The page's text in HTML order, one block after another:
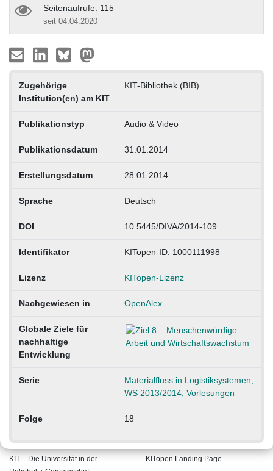
Seitenaufrufe: 115
seit 04.04.2020
Zugehörige
Institution(en) am KIT
KIT-Bibliothek (BIB)
Publikationstyp Audio & Video
Publikationsdatum 31.01.2014
Erstellungsdatum 28.01.2014
Sprache Deutsch
DOI 10.5445/DIVA/2014-109
Identifikator KITopen-ID: 1000111998
Lizenz KITopen-Lizenz
Nachgewiesen in OpenAlex
Globale Ziele für
nachhaltige
Entwicklung
Serie
Materialfluss in Logistiksystemen,
WS 2013/2014, Vorlesungen
Folge 18
KIT – Die Universität in der
KITopen Landing Page